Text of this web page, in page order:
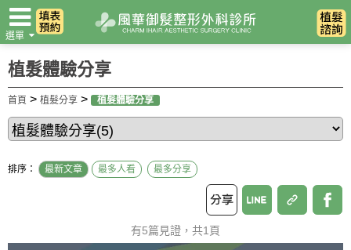
翻譯
選單
植髮體驗分享
首頁 > 植髮分享 > 植髮體驗分享
排序： 最新文章 最多人看 最多分享
有5篇見證，共1頁